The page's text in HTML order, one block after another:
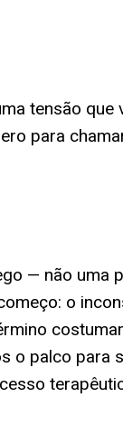
tensão
para
— não
o
palco para